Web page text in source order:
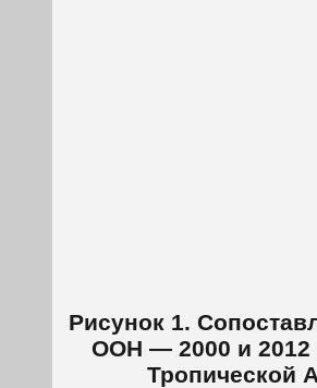
Рисунок 1.
ООН — 2000 и 2012
Тропической